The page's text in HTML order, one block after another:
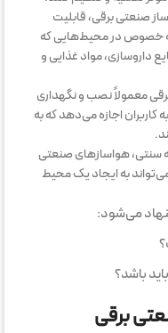
صنعتی برقی، قابلیت
خصوص در محیط‌هایی که
داروسازی، مواد غذایی و
معمولاً نصب و نگهداری
کاربران اجازه می‌دهد که به
سنتی، هواسازهای صنعتی
به ایجاد یک محیط
می‌شود:
باشد؟
برقی